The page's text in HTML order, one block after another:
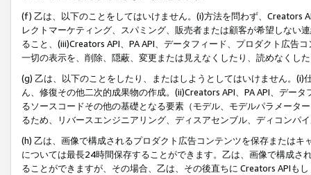
(f) 乙は、以下のことをしてはいけません。(i)方法を問わず、Creators
レクトマーケティング、スパミング、販売者または顧客が希望しない
ること、(iii)Creators API、PA API、データフィード、プロダクト広告
一切の表示を、削除、隠蔽、変更または見えなくしたり、読めなくし
(g) 乙は、以下のことをしたり、またはしようとしてはいけません。
ん、修復その他二次的成果物の作成。(ii)Creators API、PA API、デー
るソースコードその他の基礎となる要素（モデル、モデルパラメータ
るため、リバースエンジニアリング、ディスアセンブル、ディコンパ
(h) 乙は、画像で構成されるプロダクト広告コンテンツを保存または
については最長24時間保存することができます。乙は、画像で構成
ることができますが、その場合、乙は、その後直ちに Creators APIも